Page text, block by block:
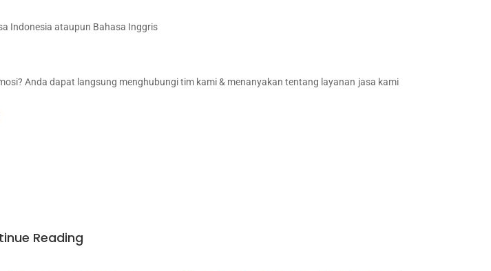
Indonesia ataupun Bahasa Inggris
Anda dapat langsung menghubungi tim kami & menanyakan tentang layanan jasa kami
Reading